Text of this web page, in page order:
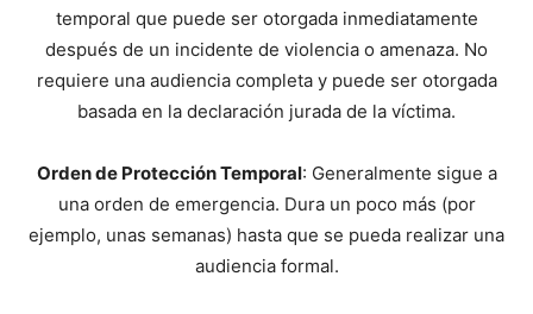
temporal que puede ser otorgada inmediatamente
después de un incidente de violencia o amenaza. No
requiere una audiencia completa y puede ser otorgada
basada en la declaración jurada de la víctima.
Orden de Protección Temporal: Generalmente sigue a
una orden de emergencia. Dura un poco más (por
ejemplo, unas semanas) hasta que se pueda realizar una
audiencia formal.